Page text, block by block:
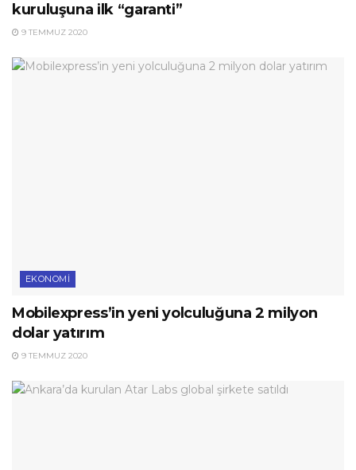
kuruluşuna ilk “garanti”
9 TEMMUZ 2020
EKONOMI
Mobilexpress’in yeni yolculuğuna 2 milyon
dolar yatırım
9 TEMMUZ 2020